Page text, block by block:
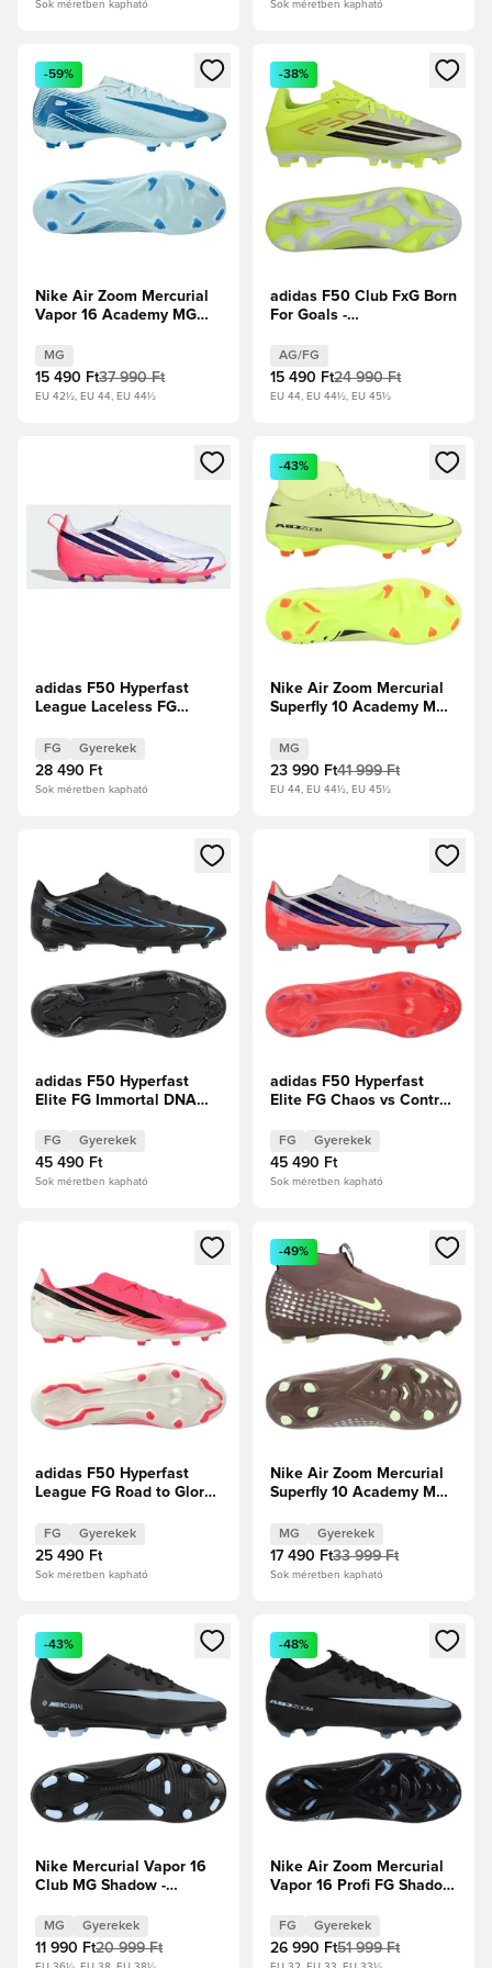
Sok méretben kapható Sok méretben kapható
Megnyit egy modált a bejelentkezéshez vagy a tagként
-59%
Nike Air Zoom Mercurial
Vapor 16 Academy MG
Gleccserkék/Blue Orbit
MG
15 490 Ft37 990 Ft
EU 42½, EU 44, EU 44½
Megnyit egy modált a
-38%
adidas F50 Club FxG Born
For Goals -
Élénkpiros
AG/FG
15 490 Ft24 990 Ft
EU 44, EU 44½, EU 45½
Megnyit egy modált a bejelentkezéshez vagy a tagként
adidas F50 Hyperfast
League Laceless FG
FG Gyerekek
28 490 Ft
Sok méretben kapható
Megnyit egy modált a
-43%
Nike Air Zoom Mercurial
Superfly 10 Academy MG
Reflektorfényben/Volt/Hyper
Crimson
MG
23 990 Ft41 999 Ft
EU 44, EU 44½, EU 45½
Megnyit egy modált a bejelentkezéshez vagy a tagként
adidas F50 Hyperfast
Elite FG Immortal DNA
FG Gyerekek
45 490 Ft
Sok méretben kapható
Megnyit egy modált a
adidas F50 Hyperfast
Elite FG Chaos vs Control
FG Gyerekek
45 490 Ft
Sok méretben kapható
Megnyit egy modált a bejelentkezéshez vagy a tagként
adidas F50 Hyperfast
League FG Road to Glory -
Black/Arany metál Gyerek
FG Gyerekek
25 490 Ft
Sok méretben kapható
Megnyit egy modált a
-49%
Nike Air Zoom Mercurial
Superfly 10 Academy MG
Plum Eclipse/Metál ezüst
Gyerek
MG Gyerekek
17 490 Ft33 999 Ft
Sok méretben kapható
Megnyit egy modált a bejelentkezéshez vagy a tagként
-43%
Nike Mercurial Vapor 16
Club MG Shadow -
MG Gyerekek
11 990 Ft20 999 Ft
Megnyit egy modált a
-48%
Nike Air Zoom Mercurial
Vapor 16 Profi FG Shadow
FG Gyerekek
26 990 Ft51 999 Ft